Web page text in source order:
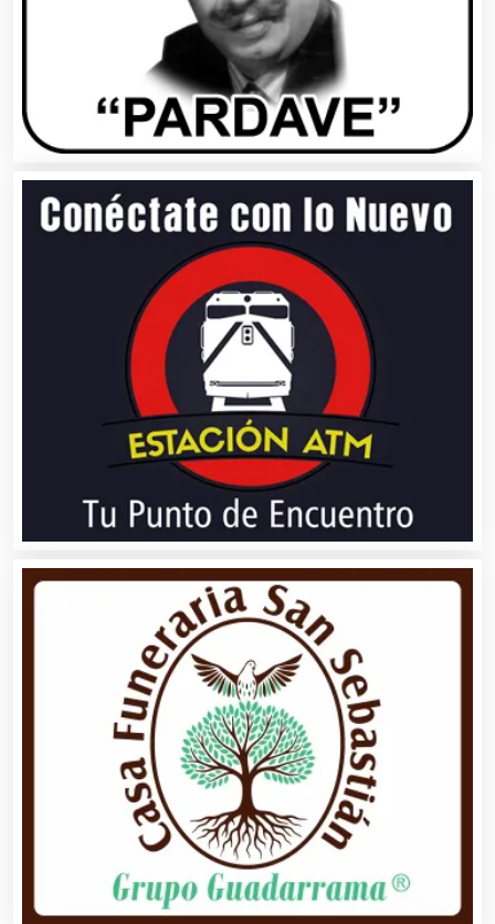
Automatización
Automóviles Nuevos y Usados
Autopartes Eléctricas
Avaluos
Balnearios
Bancos
Banquetes
Bares y Cantinas
Basculas
Bebidas
Belleza
Bordados y Estampados